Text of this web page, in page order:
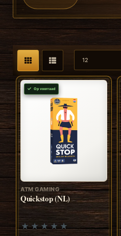
Op voorraad
ATM GAMING
Quickstop (NL)